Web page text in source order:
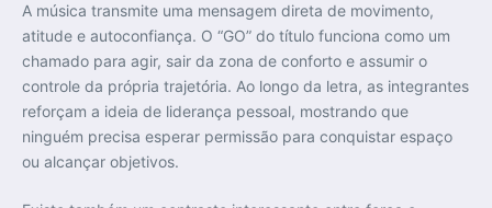
A música transmite uma mensagem direta de movimento,
atitude e autoconfiança. O “GO” do título funciona como um
chamado para agir, sair da zona de conforto e assumir o
controle da própria trajetória. Ao longo da letra, as integrantes
reforçam a ideia de liderança pessoal, mostrando que
ninguém precisa esperar permissão para conquistar espaço
ou alcançar objetivos.